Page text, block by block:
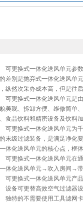
更换式一体化送风单元参数
差别是抛弃式一体化送风单
纵然次采办成本高，但是往
更换式一体化送风单元是由
美观、拆卸方便、维修简单
食品饮料和精密设备及饮料
更换式一体化送风单元为千
末级过滤装备，是满足净化
体化送风单元的核心点，框
更换式一体化送风单元在
体化送风单元→吹入房间→
更换式一体化送风单元产
备可更替高效空气过滤器设
特的不需要使用工具滤网卡